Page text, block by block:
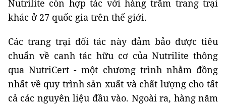
Nutrilite còn hợp tác với hàng trăm trang trại
khác ở 27 quốc gia trên thế giới.
Các trang trại đối tác này đảm bảo được tiêu
chuẩn về canh tác hữu cơ của Nutrilite thông
qua NutriCert - một chương trình nhằm đồng
nhất về quy trình sản xuất và chất lượng cho tất
cả các nguyên liệu đầu vào. Ngoài ra, hàng năm